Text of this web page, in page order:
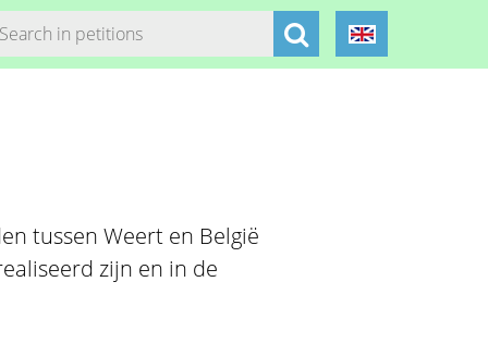
tussen Weert en België
zijn en in de